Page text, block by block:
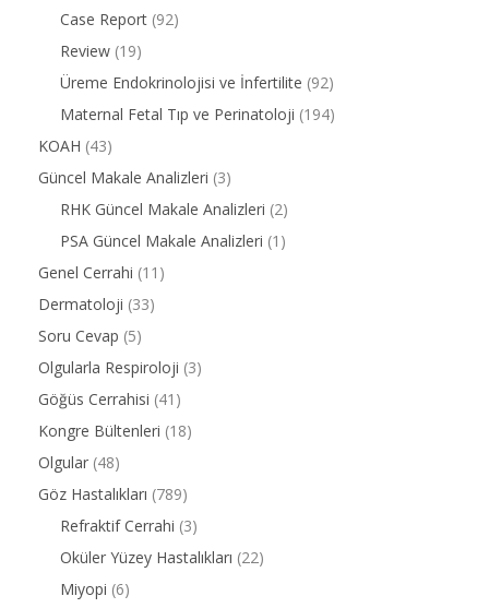
Case Report (92)
Review (19)
Üreme Endokrinolojisi ve İnfertilite (92)
Maternal Fetal Tıp ve Perinatoloji (194)
KOAH (43)
Güncel Makale Analizleri (3)
RHK Güncel Makale Analizleri (2)
PSA Güncel Makale Analizleri (1)
Genel Cerrahi (11)
Dermatoloji (33)
Soru Cevap (5)
Olgularla Respiroloji (3)
Göğüs Cerrahisi (41)
Kongre Bültenleri (18)
Olgular (48)
Göz Hastalıkları (789)
Refraktif Cerrahi (3)
Oküler Yüzey Hastalıkları (22)
Miyopi (6)